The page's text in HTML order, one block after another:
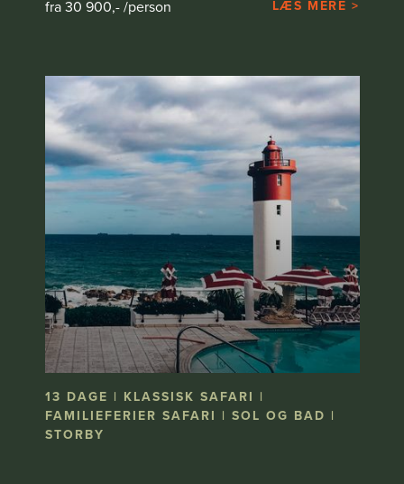
fra 30 900,- /person LÆS MERE >
13 DAGE | KLASSISK SAFARI |
FAMILIEFERIER SAFARI | SOL OG BAD |
STORBY